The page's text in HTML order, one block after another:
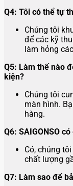
Q4: Tôi có thể tự
Chúng tôi
để các kỹ
làm hỏng
Q5: Làm thế nào
kiện?
Chúng tôi
màn hình.
hàng.
Q6: SAIGONSO
Có, chúng
chất lượng
Q7: Làm sao để